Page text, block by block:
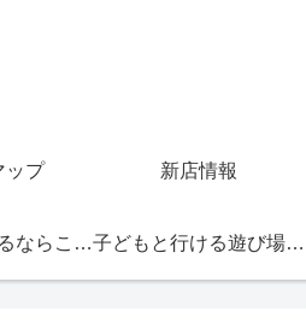
ップ 新店情報
おもてなしするならこの店 子どもと行ける遊び場・お店